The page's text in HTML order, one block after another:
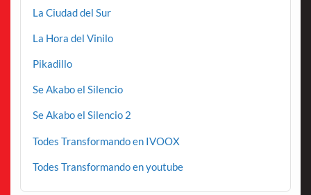
La Ciudad del Sur
La Hora del Vinilo
Pikadillo
Se Akabo el Silencio
Se Akabo el Silencio 2
Todes Transformando en IVOOX
Todes Transformando en youtube